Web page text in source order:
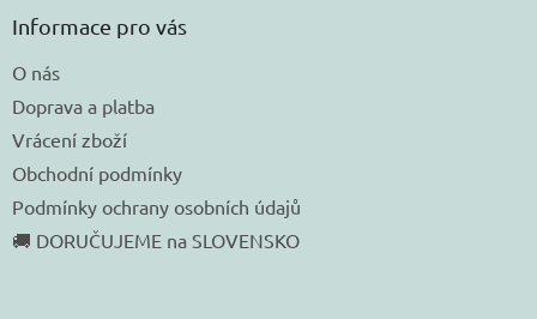
Informace pro vás
O nás
Doprava a platba
Vrácení zboží
Obchodní podmínky
Podmínky ochrany osobních údajů
🚚 DORUČUJEME na SLOVENSKO